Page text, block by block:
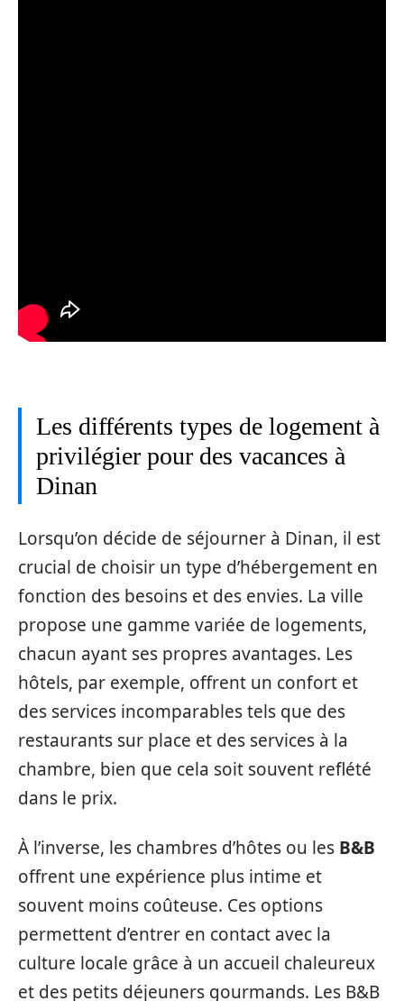
Les différents types de logement à
privilégier pour des vacances à
Dinan
Lorsqu’on décide de séjourner à Dinan, il est
crucial de choisir un type d’hébergement en
fonction des besoins et des envies. La ville
propose une gamme variée de logements,
chacun ayant ses propres avantages. Les
hôtels, par exemple, offrent un confort et
des services incomparables tels que des
restaurants sur place et des services à la
chambre, bien que cela soit souvent reflété
dans le prix.
À l’inverse, les chambres d’hôtes ou les B&B
offrent une expérience plus intime et
souvent moins coûteuse. Ces options
permettent d’entrer en contact avec la
culture locale grâce à un accueil chaleureux
et des petits déjeuners gourmands. Les B&B